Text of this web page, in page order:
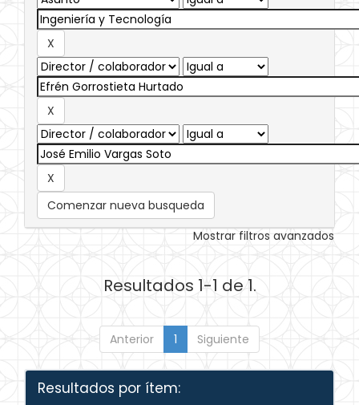
Comenzar nueva busqueda
Mostrar filtros avanzados
Resultados 1-1 de 1.
Anterior 1 Siguiente
Resultados por ítem: